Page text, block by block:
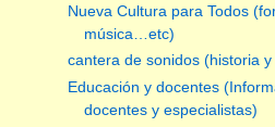
Nueva Cultura para Todos
música…etc)
cantera de sonidos (historia
Educación y docentes
docentes y especialistas)